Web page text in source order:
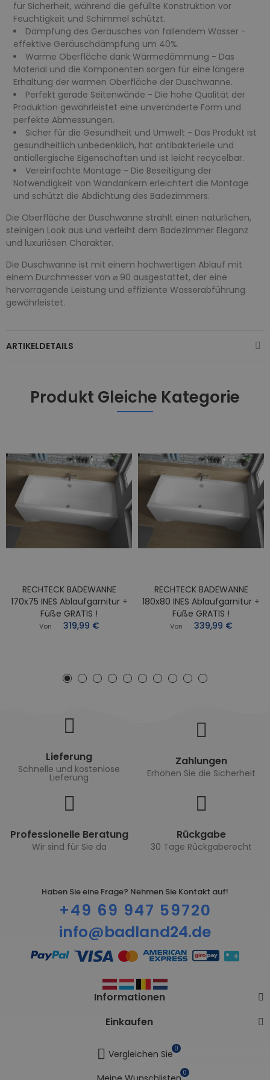
für Sicherheit, während die gefüllte Konstruktion vor
Feuchtigkeit und Schimmel schützt.
Dämpfung des Geräusches von fallendem Wasser -
effektive Geräuschdämpfung um 40%.
Warme Oberfläche dank Wärmedämmung - Das
Material und die Komponenten sorgen für eine längere
Erhaltung der warmen Oberfläche der Duschwanne.
Perfekt gerade Seitenwände - Die hohe Qualität der
Produktion gewährleistet eine unveränderte Form und
perfekte Abmessungen.
Sicher für die Gesundheit und Umwelt - Das Produkt ist
gesundheitlich unbedenklich, hat antibakterielle und
antiallergische Eigenschaften und ist leicht recycelbar.
Vereinfachte Montage - Die Beseitigung der
Notwendigkeit von Wandankern erleichtert die Montage
und schützt die Abdichtung des Badezimmers.
Die Oberfläche der Duschwanne strahlt einen natürlichen,
steinigen Look aus und verleiht dem Badezimmer Eleganz
und luxuriösen Charakter.
Die Duschwanne ist mit einem hochwertigen Ablauf mit
einem Durchmesser von ⌀ 90 ausgestattet, der eine
hervorragende Leistung und effiziente Wasserabführung
gewährleistet.
ARTIKELDETAILS
Produkt Gleiche Kategorie
RECHTECK BADEWANNE
170x75 INES Ablaufgarnitur +
Füße GRATIS !
Von 319,99 €
RECHTECK BADEWANNE
180x80 INES Ablaufgarnitur +
Füße GRATIS !
Von 339,99 €
Lieferung
Schnelle und kostenlose
Lieferung
Zahlungen
Erhöhen Sie die Sicherheit
Professionelle Beratung
Wir sind für Sie da
Rückgabe
30 Tage Rückgaberecht
Haben Sie eine Frage? Nehmen Sie Kontakt auf!
+49 69 947 59720
info@badland24.de
Informationen
Einkaufen
Vergleichen Sie 0
0